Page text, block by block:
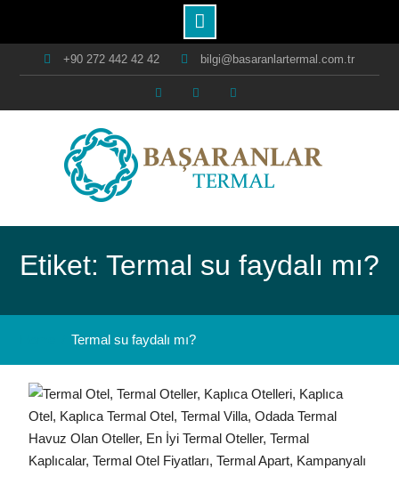
+90 272 442 42 42 bilgi@basaranlartermal.com.tr
FacebookInstagramYoutube
Etiket: Termal su faydalı mı?
Termal su faydalı mı?